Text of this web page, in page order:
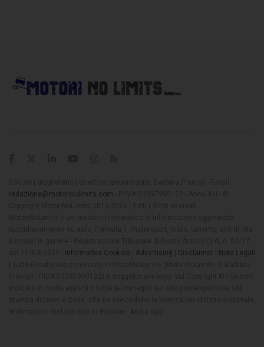
redazione@motorinolimits.com
Informativa Cookies Advertising Disclaimer
Note Legali